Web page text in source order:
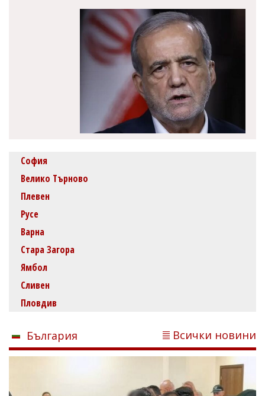
София
Велико Търново
Плевен
Русе
Варна
Стара Загора
Ямбол
Сливен
Пловдив
България Всички новини